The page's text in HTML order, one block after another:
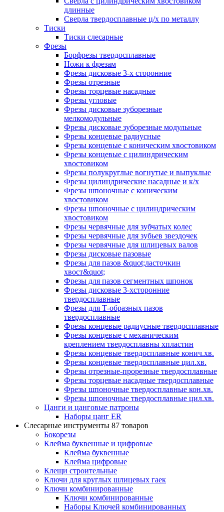
длинные
Сверла твердосплавные ц/х по металлу
Тиски
Тиски слесарные
Фрезы
Борфрезы твердосплавные
Ножи к фрезам
Фрезы дисковые 3-х сторонние
Фрезы отрезные
Фрезы торцевые насадные
Фрезы угловые
Фрезы дисковые зуборезные
мелкомодульные
Фрезы дисковые зуборезные модульные
Фрезы концевые радиусные
Фрезы концевые с коническим хвостовиком
Фрезы концевые с цилиндрическим
хвостовиком
Фрезы полукруглые вогнутые и выпуклые
Фрезы цилиндрические насадные и к/х
Фрезы шпоночные с коническим
хвостовиком
Фрезы шпоночные с цилиндрическим
хвостовиком
Фрезы червячные для зубчатых колес
Фрезы червячные для зубьев звездочек
Фрезы червячные для шлицевых валов
Фрезы дисковые пазовые
Фрезы для пазов &quot;ласточкин
хвост&quot;
Фрезы для пазов сегментных шпонок
Фрезы дисковые 3-хсторонние
твердосплавные
Фрезы для Т-образных пазов
твердосплавные
Фрезы концевые радиусные твердосплавные
Фрезы концевые с механическим
креплением твердосплавны хпластин
Фрезы концевые твердосплавные конич.хв.
Фрезы концевые твердосплавные цил.хв.
Фрезы отрезные-прорезные твердосплавные
Фрезы торцевые насадные твердосплавные
Фрезы шпоночные твердосплавные кон.хв.
Фрезы шпоночные твердосплавные цил.хв.
Цанги и цанговые патроны
Наборы цанг ER
Слесарные инструменты 87 товаров
Бокорезы
Клейма буквенные и цифровые
Клейма буквенные
Клейма цифровые
Клещи строительные
Ключи для круглых шлицевых гаек
Ключи комбинированные
Ключи комбинированные
Наборы Ключей комбинированных